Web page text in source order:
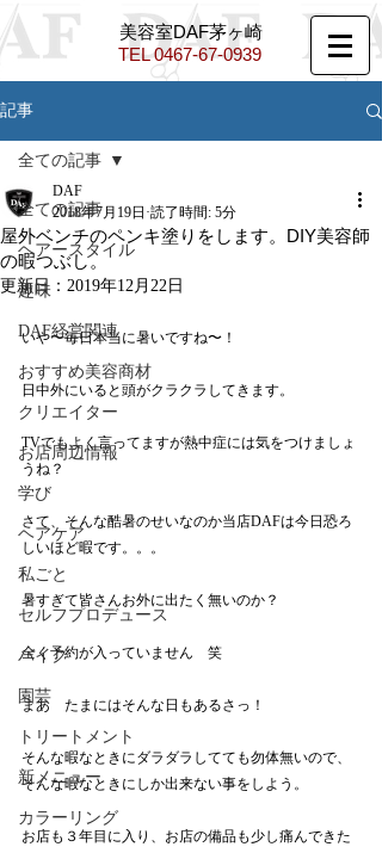
​美容室DAF茅ヶ崎
TEL ​0467-67-0939
記事
全ての記事
ヘアースタイル
趣味
DAF経営関連
おすすめ美容商材
クリエイター
お店周辺情報
学び
ヘアケア
私ごと
セルフプロデュース
バイク
園芸
トリートメント
新メニュー
カラーリング
全ての記事
屋外ベンチのペンキ塗りをします。DIY美容師
の暇つぶし。
DAF
2018年7月19日 読了時間: 5分
更新日： 2019年12月22日
いや〜毎日本当に暑いですね〜！
日中外にいると頭がクラクラしてきます。
TVでもよく言ってますが熱中症には気をつけましょ
うね？
さて、そんな酷暑のせいなのか当店DAFは今日恐ろ
しいほど暇です。。。
暑すぎて皆さんお外に出たく無いのか？
全く予約が入っていません　笑
まあ　たまにはそんな日もあるさっ！
そんな暇なときにダラダラしてても勿体無いので、
そんな暇なときにしか出来ない事をしよう。
お店も３年目に入り、お店の備品も少し痛んできた